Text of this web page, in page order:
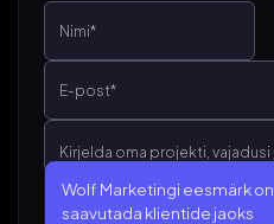
Wolf Marketingi eesmärk on
saavutada klientide jaoks